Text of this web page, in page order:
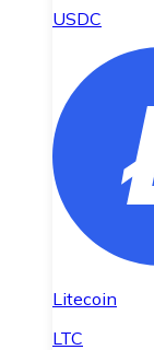
USDC
Litecoin
LTC